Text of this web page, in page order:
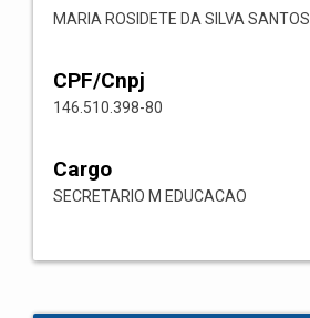
MARIA ROSIDETE DA SILVA SANTOS
CPF/Cnpj
146.510.398-80
Cargo
SECRETARIO M EDUCACAO